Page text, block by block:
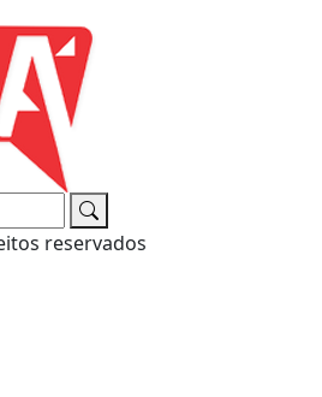
reservados